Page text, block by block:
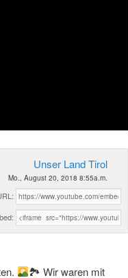
Unser Land Tirol
Mo., August 20, 2018 8:55a.m.
🏞 Wir waren mit